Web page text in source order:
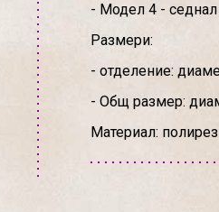
- Модел 4 - седнал
Размери:
- отделение:
- Общ размер:
Материал: